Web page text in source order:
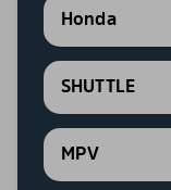
Honda
SHUTTLE
MPV